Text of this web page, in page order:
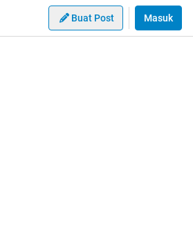
Buat Post Masuk